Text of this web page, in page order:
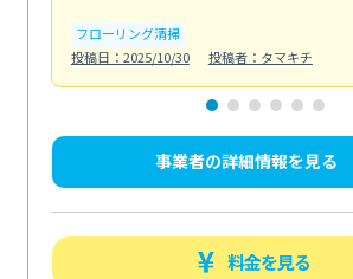
フローリング清掃
投稿日：2025/10/30
投稿者：タマキチ
事業者の詳細情報を見る
料金を見る